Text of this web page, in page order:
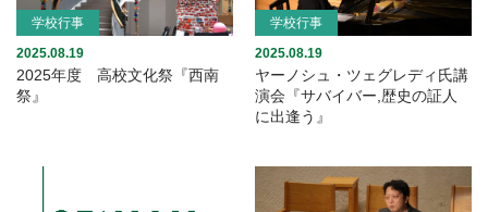
学校行事
2025.08.19
2025年度 高校文化祭『西南
祭』
学校行事
2025.08.19
ヤーノシュ・ツェグレディ氏講
演会『サバイバー,歴史の証人
に出逢う』